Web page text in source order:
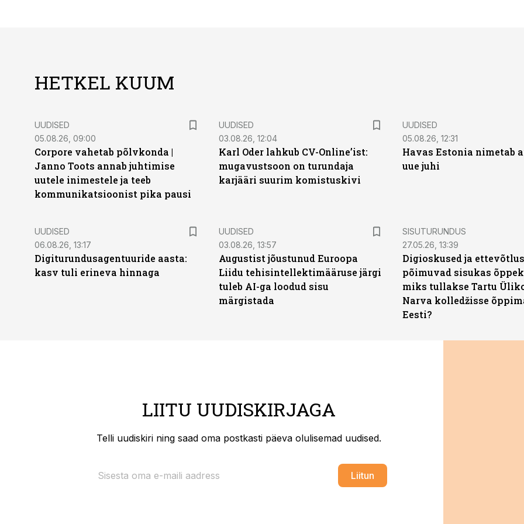
HETKEL KUUM
UUDISED
05.08.26, 09:00
Corpore vahetab põlvkonda |
Janno Toots annab juhtimise
uutele inimestele ja teeb
kommunikatsioonist pika pausi
UUDISED
03.08.26, 12:04
Karl Oder lahkub CV-Online’ist:
mugavustsoon on turundaja
karjääri suurim komistuskivi
UUDISED
05.08.26, 12:31
Havas Estonia nimetab
uue juhi
UUDISED
06.08.26, 13:17
Digiturundusagentuuride aasta:
kasv tuli erineva hinnaga
UUDISED
03.08.26, 13:57
Augustist jõustunud Euroopa
Liidu tehisintellektimääruse järgi
tuleb AI-ga loodud sisu
märgistada
ST
SISUTURUNDUS
27.05.26, 13:39
Digioskused ja ettevõtlus
põimuvad sisukas
miks tullakse Tartu
Narva kolledžisse
Eesti?
LIITU UUDISKIRJAGA
Telli uudiskiri ning saad oma postkasti päeva olulisemad uudised.
Liitun